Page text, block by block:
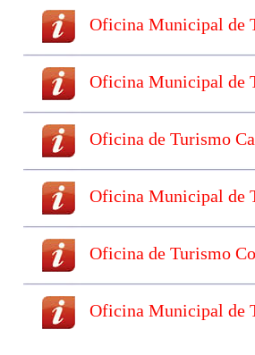
Oficina Municipal de
Oficina Municipal de
Oficina de Turismo
Oficina Municipal de
Oficina de Turismo
Oficina Municipal de